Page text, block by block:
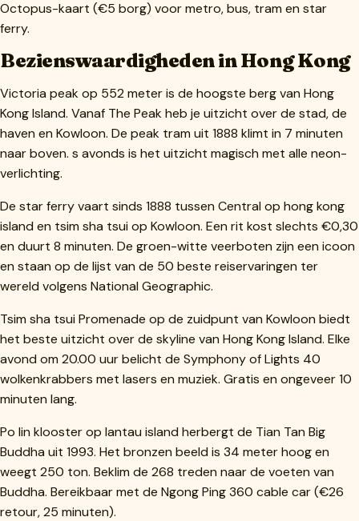
Octopus-kaart (€5 borg) voor metro, bus, tram en star
ferry.
Bezienswaardigheden in Hong Kong
Victoria peak op 552 meter is de hoogste berg van Hong
Kong Island. Vanaf The Peak heb je uitzicht over de stad, de
haven en Kowloon. De peak tram uit 1888 klimt in 7 minuten
naar boven. s avonds is het uitzicht magisch met alle neon-
verlichting.
De star ferry vaart sinds 1888 tussen Central op hong kong
island en tsim sha tsui op Kowloon. Een rit kost slechts €0,30
en duurt 8 minuten. De groen-witte veerboten zijn een icoon
en staan op de lijst van de 50 beste reiservaringen ter
wereld volgens National Geographic.
Tsim sha tsui Promenade op de zuidpunt van Kowloon biedt
het beste uitzicht over de skyline van Hong Kong Island. Elke
avond om 20.00 uur belicht de Symphony of Lights 40
wolkenkrabbers met lasers en muziek. Gratis en ongeveer 10
minuten lang.
Po lin klooster op lantau island herbergt de Tian Tan Big
Buddha uit 1993. Het bronzen beeld is 34 meter hoog en
weegt 250 ton. Beklim de 268 treden naar de voeten van
Buddha. Bereikbaar met de Ngong Ping 360 cable car (€26
retour, 25 minuten).